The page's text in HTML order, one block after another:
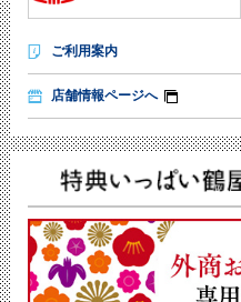
ご利用案内
店舗情報ページへ